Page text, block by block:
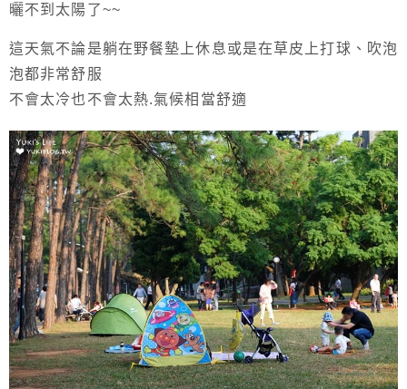
曬不到太陽了~~
這天氣不論是躺在野餐墊上休息或是在草皮上打球、吹泡
泡都非常舒服
不會太冷也不會太熱.氣候相當舒適